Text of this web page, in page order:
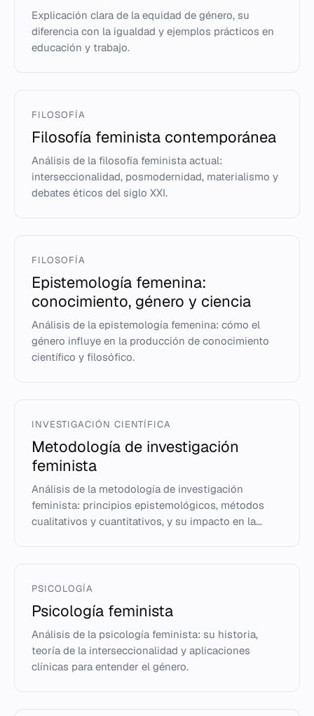
Explicación clara de la equidad de género, su
diferencia con la igualdad y ejemplos prácticos en
educación y trabajo.
FILOSOFÍA
Filosofía feminista contemporánea
Análisis de la filosofía feminista actual:
interseccionalidad, posmodernidad, materialismo y
debates éticos del siglo XXI.
FILOSOFÍA
Epistemología femenina:
conocimiento, género y ciencia
Análisis de la epistemología femenina: cómo el
género influye en la producción de conocimiento
científico y filosófico.
INVESTIGACIÓN CIENTÍFICA
Metodología de investigación
feminista
Análisis de la metodología de investigación
feminista: principios epistemológicos, métodos
cualitativos y cuantitativos, y su impacto en la...
PSICOLOGÍA
Psicología feminista
Análisis de la psicología feminista: su historia,
teoría de la interseccionalidad y aplicaciones
clínicas para entender el género.